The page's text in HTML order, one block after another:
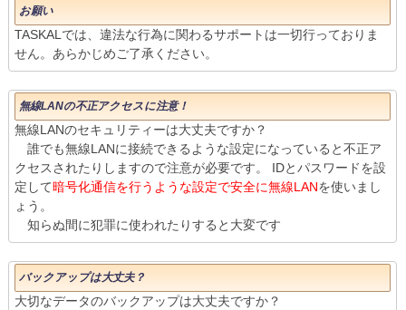
お願い
TASKALでは、違法な行為に関わるサポートは一切行っておりま
せん。あらかじめご了承ください。
無線LANの不正アクセスに注意！
無線LANのセキュリティーは大丈夫ですか？
誰でも無線LANに接続できるような設定になっていると不正ア
クセスされたりしますので注意が必要です。 IDとパスワードを設
定して暗号化通信を行うような設定で安全に無線LANを使いまし
ょう。
知らぬ間に犯罪に使われたりすると大変です
バックアップは大丈夫？
大切なデータのバックアップは大丈夫ですか？